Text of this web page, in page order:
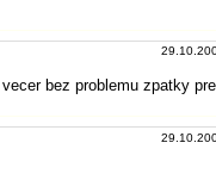
bez problemu zpatky